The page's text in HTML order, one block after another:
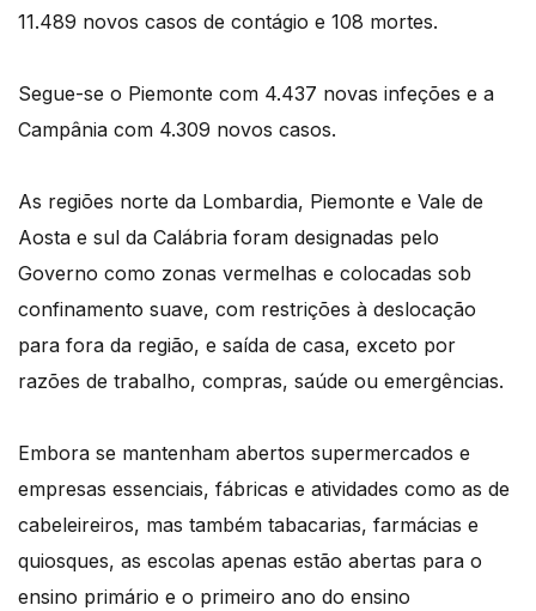
11.489 novos casos de contágio e 108 mortes.
Segue-se o Piemonte com 4.437 novas infeções e a
Campânia com 4.309 novos casos.
As regiões norte da Lombardia, Piemonte e Vale de
Aosta e sul da Calábria foram designadas pelo
Governo como zonas vermelhas e colocadas sob
confinamento suave, com restrições à deslocação
para fora da região, e saída de casa, exceto por
razões de trabalho, compras, saúde ou emergências.
Embora se mantenham abertos supermercados e
empresas essenciais, fábricas e atividades como as de
cabeleireiros, mas também tabacarias, farmácias e
quiosques, as escolas apenas estão abertas para o
ensino primário e o primeiro ano do ensino